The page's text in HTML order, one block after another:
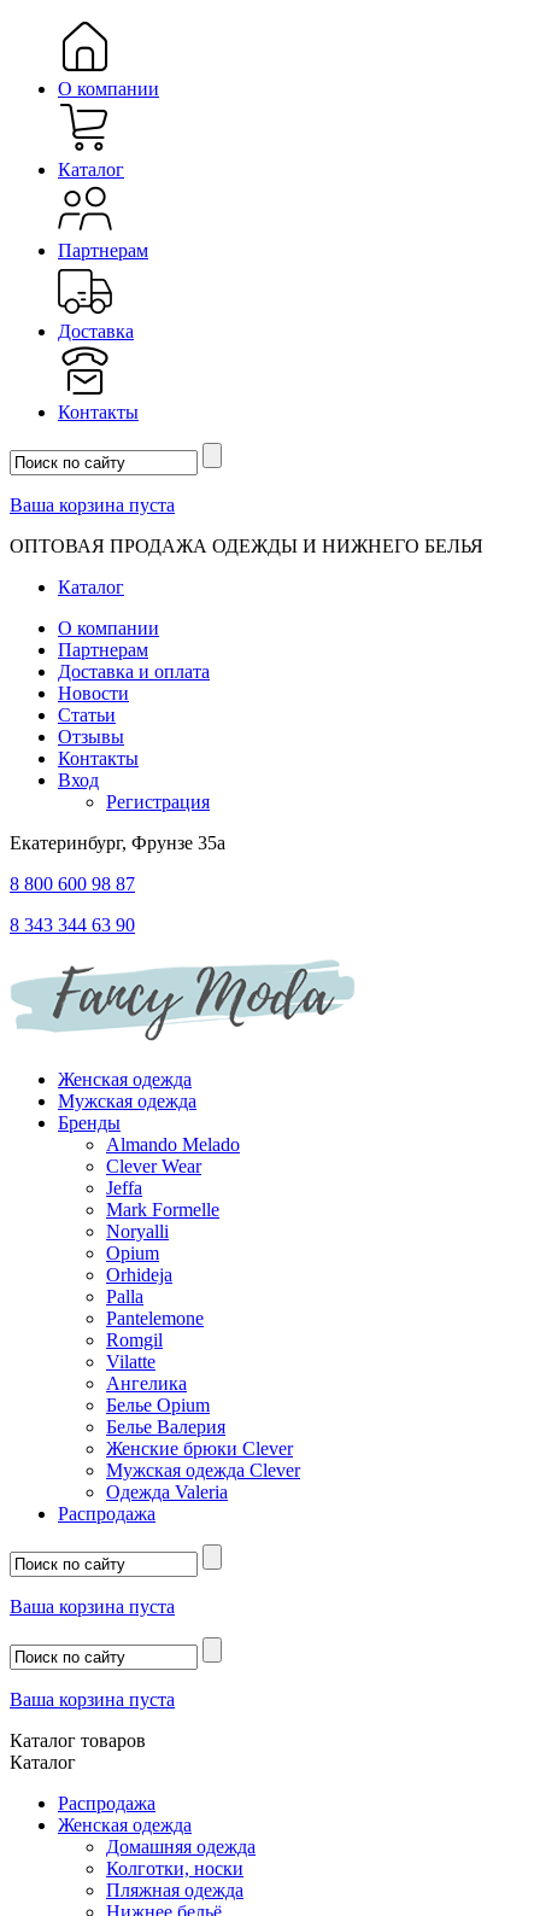
О компании
Каталог
Партнерам
Доставка
Контакты
Ваша корзина пуста
ОПТОВАЯ ПРОДАЖА ОДЕЖДЫ И НИЖНЕГО БЕЛЬЯ
Каталог
О компании
Партнерам
Доставка и оплата
Новости
Статьи
Отзывы
Контакты
Вход
Регистрация
Екатеринбург, Фрунзе 35а
8 800 600 98 87
8 343 344 63 90
Женская одежда
Мужская одежда
Бренды
Almando Melado
Clever Wear
Jeffa
Mark Formelle
Noryalli
Opium
Orhideja
Palla
Pantelemone
Romgil
Vilatte
Ангелика
Белье Opium
Белье Валерия
Женские брюки Clever
Мужская одежда Clever
Одежда Valeria
Распродажа
Ваша корзина пуста
Ваша корзина пуста
Каталог товаров
Каталог
Распродажа
Женская одежда
Домашняя одежда
Колготки, носки
Пляжная одежда
Нижнее бельё